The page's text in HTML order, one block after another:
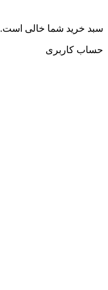
سبد خرید شما خالی است.
حساب کاربری